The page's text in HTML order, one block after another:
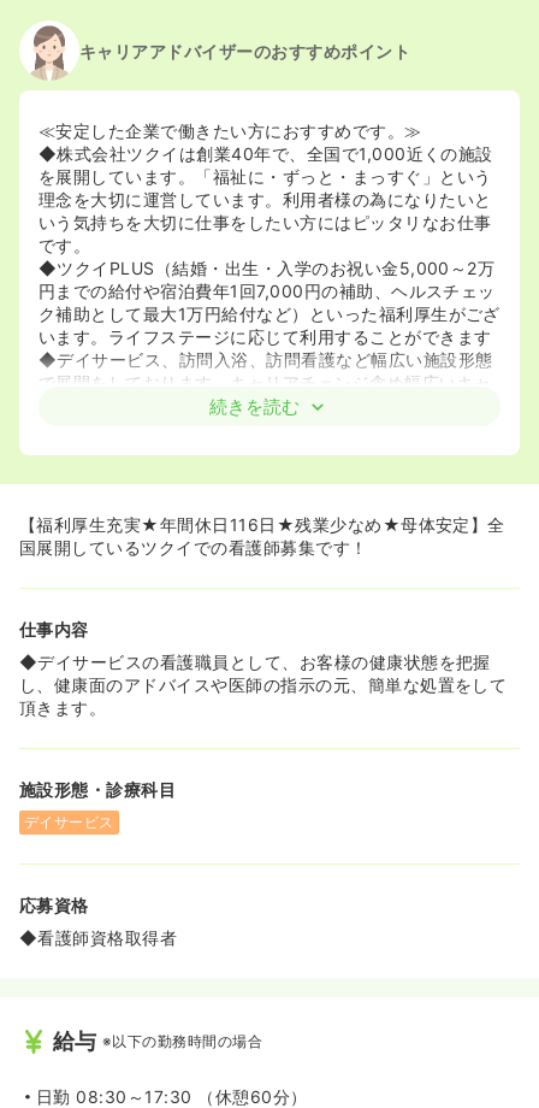
キャリアアドバイザーのおすすめポイント
≪安定した企業で働きたい方におすすめです。≫
◆株式会社ツクイは創業40年で、全国で1,000近くの施設
を展開しています。「福祉に・ずっと・まっすぐ」という
理念を大切に運営しています。利用者様の為になりたいと
いう気持ちを大切に仕事をしたい方にはピッタリなお仕事
です。
◆ツクイPLUS（結婚・出生・入学のお祝い金5,000～2万
円までの給付や宿泊費年1回7,000円の補助、ヘルスチェッ
ク補助として最大1万円給付など）といった福利厚生がござ
います。ライフステージに応じて利用することができます
◆デイサービス、訪問入浴、訪問看護など幅広い施設形態
で展開をしております。キャリアチェンジ含め幅広いキャ
リア選択を行うことができます。
≪教育体制・研修が充実しています！≫
験の方でも安心して仕事をする事ができます！
続きを読む
【福利厚生充実★年間休日116日★残業少なめ★母体安定】全
国展開しているツクイでの看護師募集です！
仕事内容
◆デイサービスの看護職員として、お客様の健康状態を把握
し、健康面のアドバイスや医師の指示の元、簡単な処置をして
頂きます。
施設形態・診療科目
デイサービス
応募資格
◆看護師資格取得者
給与 ※以下の勤務時間の場合
日勤 08:30～17:30 （休憩60分）